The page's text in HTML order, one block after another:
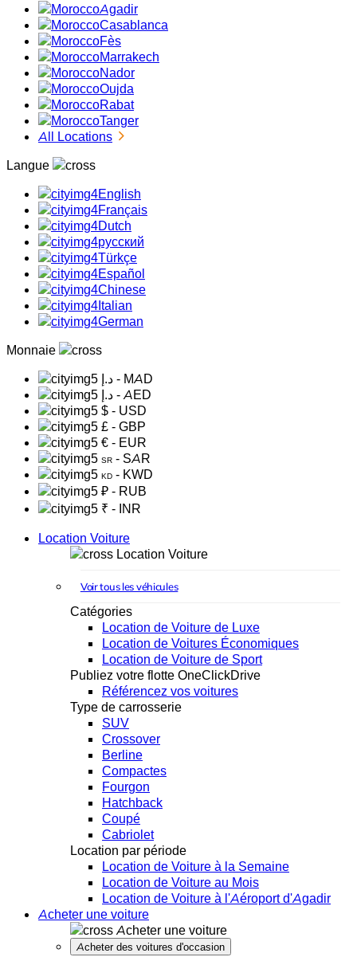
Agadir
Casablanca
Fès
Marrakech
Nador
Oujda
Rabat
Tanger
All Locations
Langue
English
Français
Dutch
русский
Türkçe
Español
Chinese
Italian
German
Monnaie
د.إ - MAD
د.إ - AED
$ - USD
£ - GBP
€ - EUR
SR - SAR
KD - KWD
₽ - RUB
₹ - INR
Location Voiture
Location Voiture
Voir tous les véhicules
Catégories
Location de Voiture de Luxe
Location de Voitures Économiques
Location de Voiture de Sport
Publiez votre flotte OneClickDrive
Référencez vos voitures
Type de carrosserie
SUV
Crossover
Berline
Compactes
Fourgon
Hatchback
Coupé
Cabriolet
Location par période
Location de Voiture à la Semaine
Location de Voiture au Mois
Location de Voiture à l'Aéroport d'Agadir
Acheter une voiture
Acheter une voiture
Acheter des voitures d'occasion